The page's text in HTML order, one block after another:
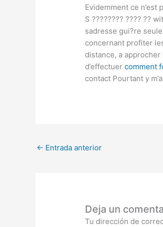
Evidemment ce n’est
S ???????? ???? ??
sadresse gui?re
concernant profiter
distance, a approcher
d’effectuercomment
contact Pourtant y
← Entrada anterior
Deja un
Tu dirección de